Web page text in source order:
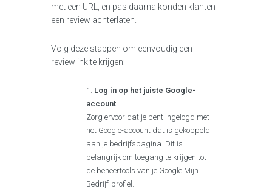
met een URL, en pas daarna konden klanten
een review achterlaten.
Volg deze stappen om eenvoudig een
reviewlink te krijgen:
Log in op het juiste Google-
account
Zorg ervoor dat je bent ingelogd met
het Google-account dat is gekoppeld
aan je bedrijfspagina. Dit is
belangrijk om toegang te krijgen tot
de beheertools van je Google Mijn
Bedrijf-profiel.